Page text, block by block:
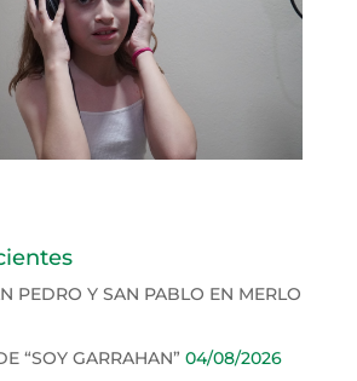
PEDRO Y SAN PABLO EN MERLO
“SOY GARRAHAN” 04/08/2026